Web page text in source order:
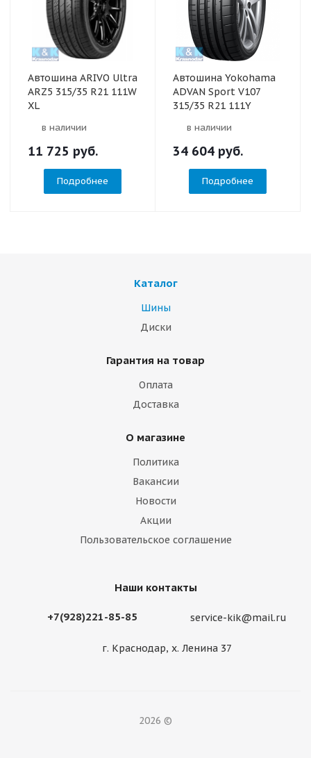
Автошина ARIVO Ultra
ARZ5 315/35 R21 111W
XL
в наличии
11 725 руб.
Подробнее
Автошина Yokohama
ADVAN Sport V107
315/35 R21 111Y
в наличии
34 604 руб.
Подробнее
Каталог
Шины
Диски
Гарантия на товар
Оплата
Доставка
О магазине
Политика
Вакансии
Новости
Акции
Пользовательское соглашение
Наши контакты
+7(928)221-85-85 service-kik@mail.ru
г. Краснодар, х. Ленина 37
2026 ©